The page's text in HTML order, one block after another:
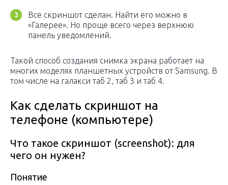
Все скриншот сделан. Найти его можно в
«Галерее». Но проще всего через верхнюю
панель уведомлений.
Такой способ создания снимка экрана работает на
многих моделях планшетных устройств от Samsung. В
том числе на галакси таб 2, таб 3 и таб 4.
Как сделать скриншот на
телефоне (компьютере)
Что такое скриншот (screenshot): для
чего он нужен?
Понятие